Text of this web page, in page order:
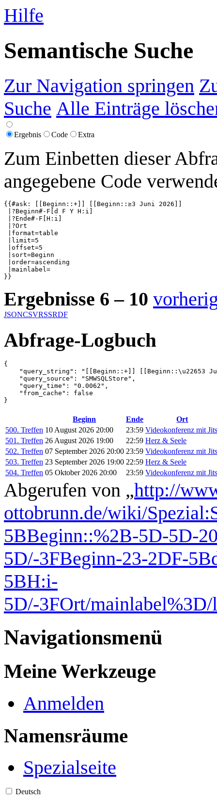
Hilfe
Semantische Suche
Zur Navigation springen
Suche Alle Einträge
Ergebnis Code Extra
Zum Einbetten dieser
angegebene Code
{{#ask: [[Beginn::+]] [[Beginn::≥3 Juni 2026]]
|?Beginn#-F[d F Y H:i]
|?Ende#-F[H:i]
|?Ort
|format=table
|limit=5
|offset=5
|sort=Beginn
|order=ascending
|mainlabel=
}}
Ergebnisse 6 – 10
JSONCSVRSSRDF
Abfrage-Logbuch
{
"query_string": "[[Beginn::+]] [[Beginn::\u22653
    "query_source": "SMWSQLStore",
    "query_time": "0.0062",
    "from_cache": false
}
Beginn Ende
Ort
500. Treffen 10 August 2026 20:00 23:59 Videokonferenz mit
501. Treffen 26 August 2026 19:00 22:59 Herz & Seele
502. Treffen 07 September 2026 20:00 23:59 Videokonferenz mit
503. Treffen 23 September 2026 19:00 22:59 Herz & Seele
504. Treffen 05 Oktober 2026 20:00 23:59 Videokonferenz mit
Abgerufen von „http://
ottobrunn.de/wiki/
5BBeginn::%2B-5D-5D-
5D/-3FBeginn-23-2DF-
5BH:i-
5D/-3FOrt/
Navigationsmenü
Meine Werkzeuge
Anmelden
Namensräume
Spezialseite
Deutsch